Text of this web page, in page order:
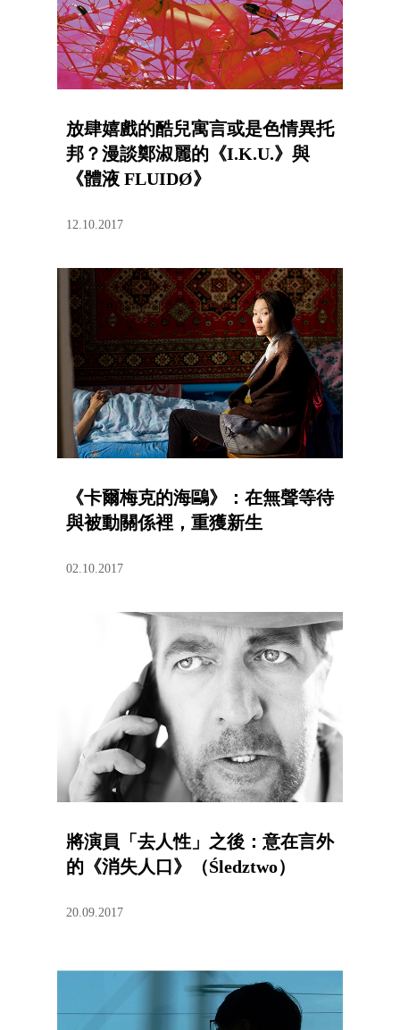
放肆嬉戲的酷兒寓言或是色情異托
邦？漫談鄭淑麗的《I.K.U.》與
《體液 FLUIDØ》
12.10.2017
《卡爾梅克的海鷗》：在無聲等待
與被動關係裡，重獲新生
02.10.2017
將演員「去人性」之後：意在言外
的《消失人口》（Śledztwo）
20.09.2017